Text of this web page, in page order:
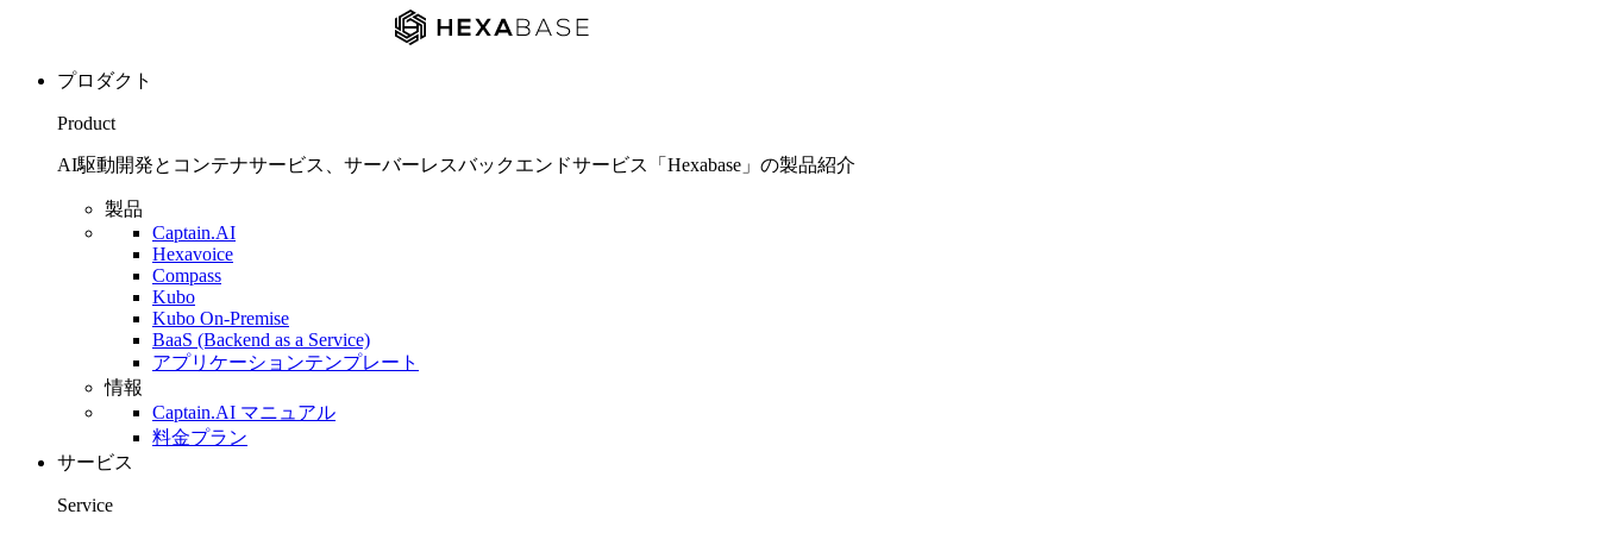
プロダクト
Product
AI駆動開発とコンテナサービス、サーバーレスバックエンドサービス「Hexabase」の製品紹介
製品
Captain.AI
Hexavoice
Compass
Kubo
Kubo On-Premise
BaaS (Backend as a Service)
アプリケーションテンプレート
情報
Captain.AI マニュアル
料金プラン
サービス
Service